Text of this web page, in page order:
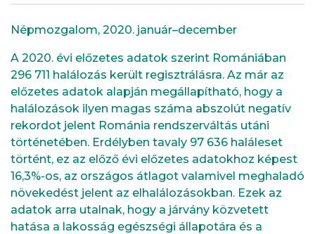
Népmozgalom, 2020. január–december
A 2020. évi előzetes adatok szerint Romániában
296 711 halálozás került regisztrálásra. Az már az
előzetes adatok alapján megállapítható, hogy a
halálozások ilyen magas száma abszolút negatív
rekordot jelent Románia rendszerváltás utáni
történetében. Erdélyben tavaly 97 636 haláleset
történt, ez az előző évi előzetes adatokhoz képest
16,3%-os, az országos átlagot valamivel meghaladó
növekedést jelent az elhalálozásokban. Ezek az
adatok arra utalnak, hogy a járvány közvetett
hatása a lakosság egészségi állapotára és a